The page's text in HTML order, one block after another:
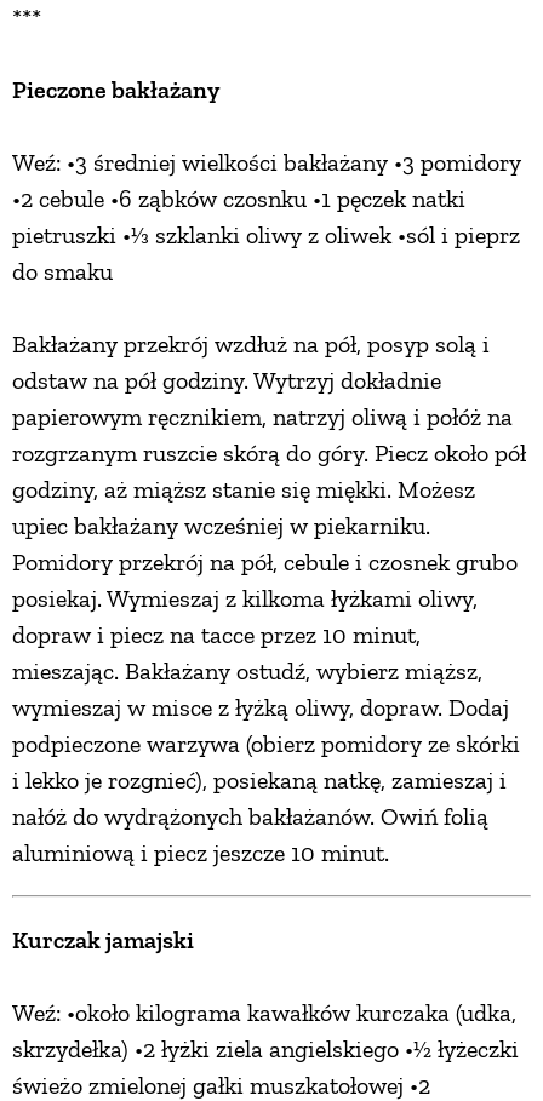
***
Pieczone bakłażany
Weź: •3 średniej wielkości bakłażany •3 pomidory
•2 cebule •6 ząbków czosnku •1 pęczek natki
pietruszki •1⁄3 szklanki oliwy z oliwek •sól i pieprz
do smaku
Bakłażany przekrój wzdłuż na pół, posyp solą i
odstaw na pół godziny. Wytrzyj dokładnie
papierowym ręcznikiem, natrzyj oliwą i połóż na
rozgrzanym ruszcie skórą do góry. Piecz około pół
godziny, aż miąższ stanie się miękki. Możesz
upiec bakłażany wcześniej w piekarniku.
Pomidory przekrój na pół, cebule i czosnek grubo
posiekaj. Wymieszaj z kilkoma łyżkami oliwy,
dopraw i piecz na tacce przez 10 minut,
mieszając. Bakłażany ostudź, wybierz miąższ,
wymieszaj w misce z łyżką oliwy, dopraw. Dodaj
podpieczone warzywa (obierz pomidory ze skórki
i lekko je rozgnieć), posiekaną natkę, zamieszaj i
nałóż do wydrążonych bakłażanów. Owiń folią
aluminiową i piecz jeszcze 10 minut.
Kurczak jamajski
Weź: •około kilograma kawałków kurczaka (udka,
skrzydełka) •2 łyżki ziela angielskiego •1⁄2 łyżeczki
świeżo zmielonej gałki muszkatołowej •2